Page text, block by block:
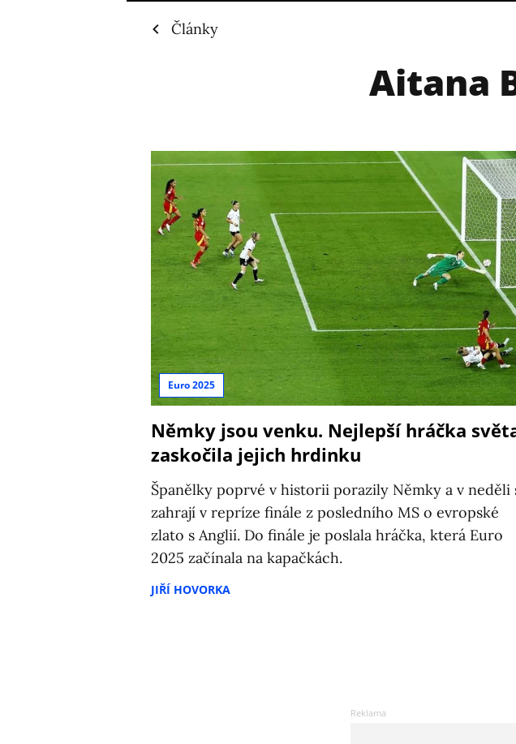
Články
Aitana
Euro 2025
Němky jsou venku. Nejlepší hráčka
zaskočila jejich hrdinku
Španělky poprvé v historii porazily Němky a v neděli
zahrají v repríze finále z posledního MS o evropské
zlato s Anglií. Do finále je poslala hráčka, která Euro
2025 začínala na kapačkách.
JIŘÍ HOVORKA